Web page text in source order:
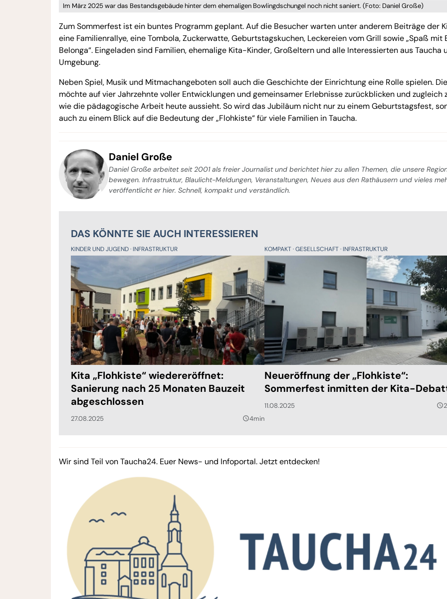
Im März 2025 war das Bestandsgebäude hinter dem ehemaligen Bowlingdschungel noch nicht saniert. (Foto: Daniel Große)
Zum Sommerfest ist ein buntes Programm geplant. Auf die Besucher warten unter anderem Beiträge der
eine Familienrallye, eine Tombola, Zuckerwatte, Geburtstagskuchen, Leckereien vom Grill sowie „Spaß mit
Belonga“. Eingeladen sind Familien, ehemalige Kita-Kinder, Großeltern und alle Interessierten aus Taucha
Umgebung.
Neben Spiel, Musik und Mitmachangeboten soll auch die Geschichte der Einrichtung eine Rolle spielen.
möchte auf vier Jahrzehnte voller Entwicklungen und gemeinsamer Erlebnisse zurückblicken und zugleich
wie die pädagogische Arbeit heute aussieht. So wird das Jubiläum nicht nur zu einem Geburtstagsfest,
auch zu einem Blick auf die Bedeutung der „Flohkiste“ für viele Familien in Taucha.
Daniel Große
Daniel Große arbeitet seit 2001 als freier Journalist und berichtet hier zu allen Themen, die unsere
bewegen. Infrastruktur, Blaulicht-Meldungen, Veranstaltungen, Neues aus den Rathäusern und vieles
veröffentlicht er hier. Schnell, kompakt und verständlich.
DAS KÖNNTE SIE AUCH INTERESSIEREN
KINDER UND JUGEND INFRASTRUKTUR
Kita „Flohkiste“ wiedereröffnet:
Sanierung nach 25 Monaten Bauzeit
abgeschlossen
27.08.2025 query_builder4min
KOMPAKT GESELLSCHAFT INFRASTRUKTUR
Neueröffnung der „Flohkiste“:
Sommerfest inmitten der Kita-
11.08.2025 query_builder
Wir sind Teil von Taucha24. Euer News- und Infoportal. Jetzt entdecken!